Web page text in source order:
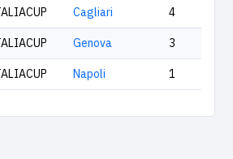
Cagliari 4
Genova 3
Napoli 1